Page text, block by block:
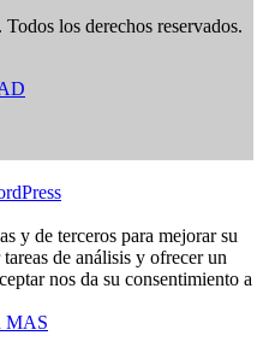
los derechos reservados.
y de terceros para mejorar su
de análisis y ofrecer un
nos da su consentimiento a
MAS